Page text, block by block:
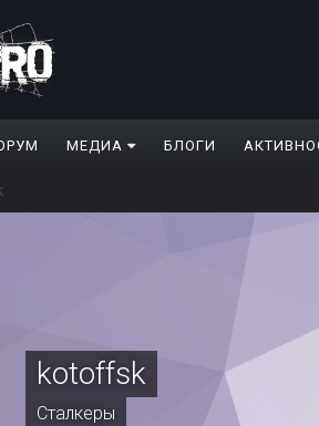
МЕДИА БЛОГИ
kotoffsk
Сталкеры